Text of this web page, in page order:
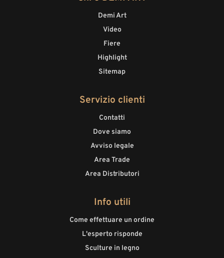
Demi Art
Video
Fiere
Highlight
Sitemap
Servizio clienti
Contatti
Dove siamo
Avviso legale
Area Trade
Area Distributori
Info utili
Come effettuare un ordine
L'esperto risponde
Sculture in legno